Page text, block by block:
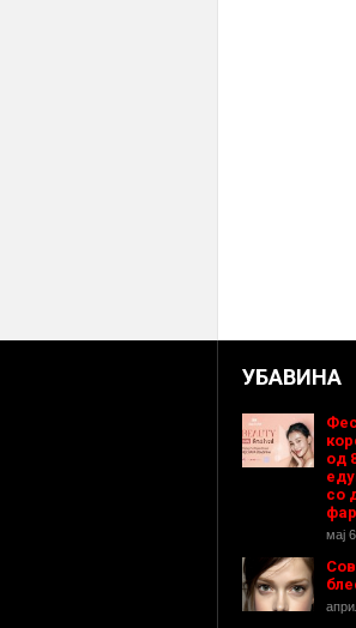
УБАВИНА
од
со
мај